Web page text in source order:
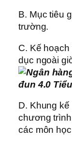
B. Mục tiêu
trường.
C. Kế
dục ngoài
D. Khung
chương
các môn